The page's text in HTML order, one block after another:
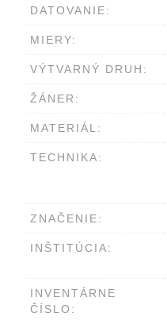
DATOVANIE:
MIERY:
VÝTVARNÝ DRUH:
ŽÁNER:
MATERIÁL:
TECHNIKA:
ZNAČENIE:
INŠTITÚCIA:
INVENTÁRNE
ČÍSLO: